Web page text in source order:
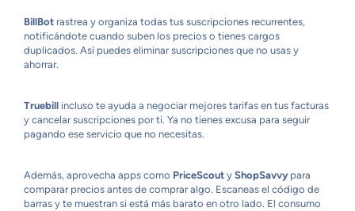
BillBot rastrea y organiza todas tus suscripciones recurrentes,
notificándote cuando suben los precios o tienes cargos
duplicados. Así puedes eliminar suscripciones que no usas y
ahorrar.
Truebill incluso te ayuda a negociar mejores tarifas en tus facturas
y cancelar suscripciones por ti. Ya no tienes excusa para seguir
pagando ese servicio que no necesitas.
Además, aprovecha apps como PriceScout y ShopSavvypara
comparar precios antes de comprar algo. Escaneas el código de
barras y te muestran si está más barato en otro lado. El consumo